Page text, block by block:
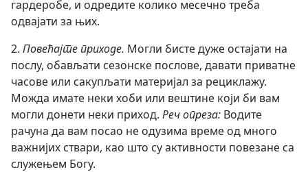
гардеробе, и одредите колико месечно треба
одвајати за њих.
2. Повећајте приходе. Могли бисте дуже остајати на
послу, обављати сезонске послове, давати приватне
часове или сакупљати материјал за рециклажу.
Можда имате неки хоби или вештине који би вам
могли донети неки приход. Реч опреза: Водите
рачуна да вам посао не одузима време од много
важнијих ствари, као што су активности повезане са
служењем Богу.